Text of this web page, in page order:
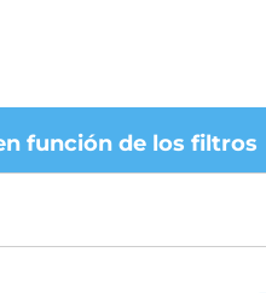
función de los filtros